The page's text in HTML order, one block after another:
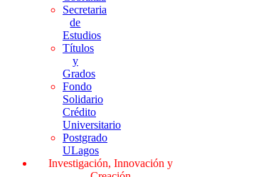
Secretaria
de
Estudios
Títulos
y
Grados
Fondo
Solidario
Crédito
Universitario
Postgrado
ULagos
Investigación, Innovación y